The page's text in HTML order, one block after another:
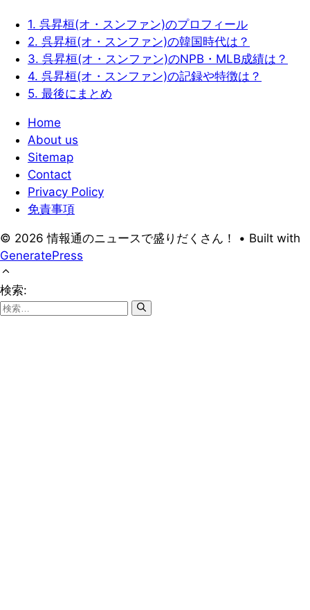
1. 呉昇桓(オ・スンファン)のプロフィール
2. 呉昇桓(オ・スンファン)の韓国時代は？
3. 呉昇桓(オ・スンファン)のNPB・MLB成績は？
4. 呉昇桓(オ・スンファン)の記録や特徴は？
5. 最後にまとめ
Home
About us
Sitemap
Contact
Privacy Policy
免責事項
© 2026 情報通のニュースで盛りだくさん！
• Built with
GeneratePress
検索: